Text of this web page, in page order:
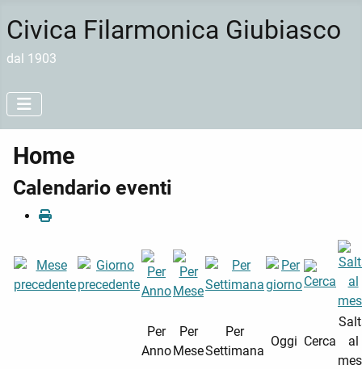
Civica Filarmonica Giubiasco
dal 1903
Home
Calendario eventi
Per
Anno
Per
Mese
Per
Settimana
Oggi Cerca
al